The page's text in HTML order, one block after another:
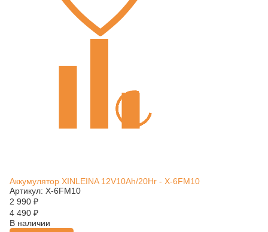
Аккумулятор XINLEINA 12V10Ah/20Hr - X-6FM10
Артикул: X-6FM10
2 990 ₽
4 490 ₽
В наличии